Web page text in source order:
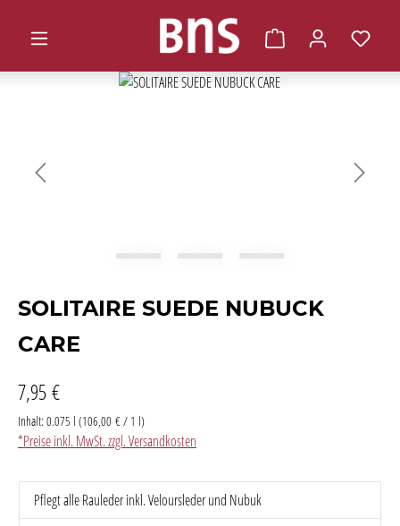
Warenkorb enthält
Bildergalerie überspringen
SOLITAIRE SUEDE NUBUCK
CARE
7,95 €
Inhalt: 0.075 l (106,00 € / 1 l)
*Preise inkl. MwSt. zzgl. Versandkosten
Pflegt alle Rauleder inkl. Veloursleder und Nubuk